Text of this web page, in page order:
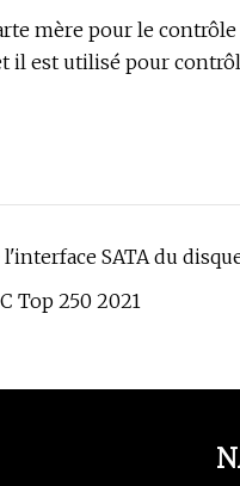
mère pour le
il est utilisé pour
SATA du
Top 250 2021